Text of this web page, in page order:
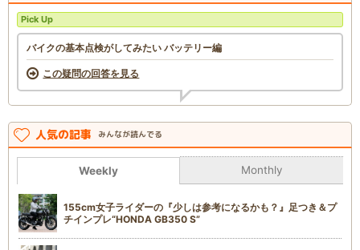
Pick Up
バイクの基本点検がしてみたい バッテリー編
この疑問の回答を見る
人気の記事 みんなが読んでる
Weekly Monthly
155cm女子ライダーの『少しは参考になるかも？』足つき＆プ
チインプレ“HONDA GB350 S”